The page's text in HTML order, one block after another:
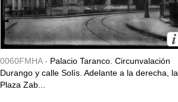
0060FMHA - Palacio Taranco. Circunvalación
Durango y calle Solís. Adelante a la derecha, la
Plaza Zab...